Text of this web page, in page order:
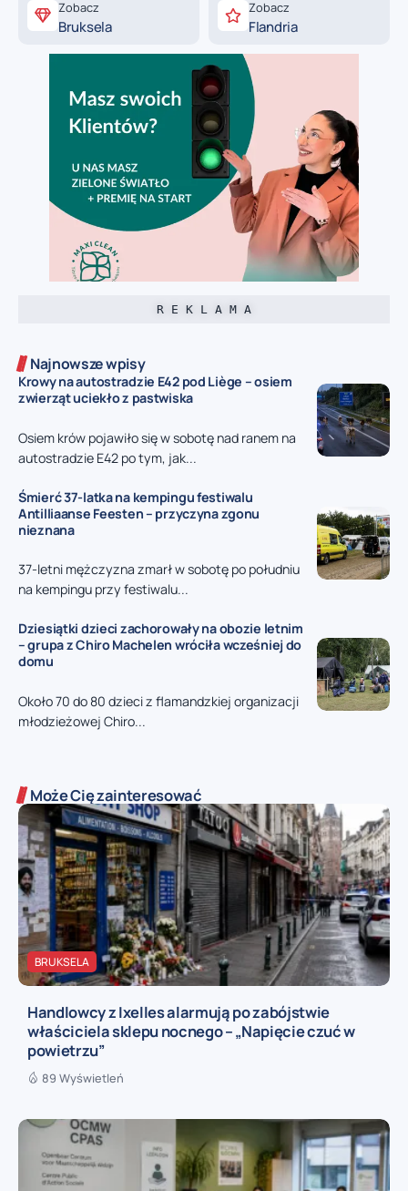
Zobacz
Bruksela
Zobacz
Flandria
R E K L A M A
Najnowsze wpisy
Krowy na autostradzie E42 pod Liège – osiem
zwierząt uciekło z pastwiska
Osiem krów pojawiło się w sobotę nad ranem na
autostradzie E42 po tym, jak...
Śmierć 37-latka na kempingu festiwalu
Antilliaanse Feesten – przyczyna zgonu
nieznana
37-letni mężczyzna zmarł w sobotę po południu
na kempingu przy festiwalu...
Dziesiątki dzieci zachorowały na obozie letnim
– grupa z Chiro Machelen wróciła wcześniej do
domu
Około 70 do 80 dzieci z flamandzkiej organizacji
młodzieżowej Chiro...
Może Cię zainteresować
BRUKSELA
Handlowcy z Ixelles alarmują po zabójstwie
właściciela sklepu nocnego – „Napięcie czuć w
powietrzu”
89 Wyświetleń